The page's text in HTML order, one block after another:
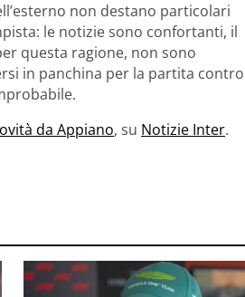
non destano particolari
le notizie sono confortanti, il
questa ragione, non sono
in panchina per la partita contro
da Appiano, su Notizie Inter.